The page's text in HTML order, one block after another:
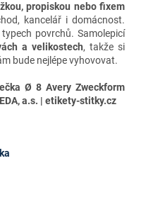
propiskou nebo fixem
kancelář i domácnost.
povrchů. Samolepicí
a velikostech, takže si
bude nejlépe vyhovovat.
Ø 8 Avery Zweckform
a.s. | etikety-stitky.cz